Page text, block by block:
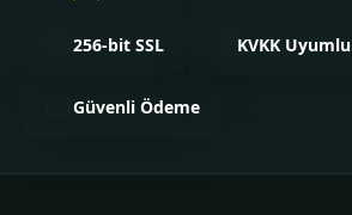
256-bit SSL KVKK Uyumlu
Güvenli Ödeme